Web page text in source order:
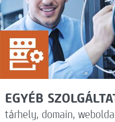
EGYÉB
tárhely, domain,